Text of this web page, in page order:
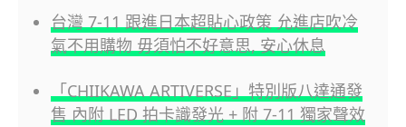
台灣 7-11 跟進日本超貼心政策 允進店吹冷
氣不用購物 毋須怕不好意思, 安心休息
「CHIIKAWA ARTIVERSE」特別版八達通發
售 內附 LED 拍卡識發光 + 附 7-11 獨家聲效